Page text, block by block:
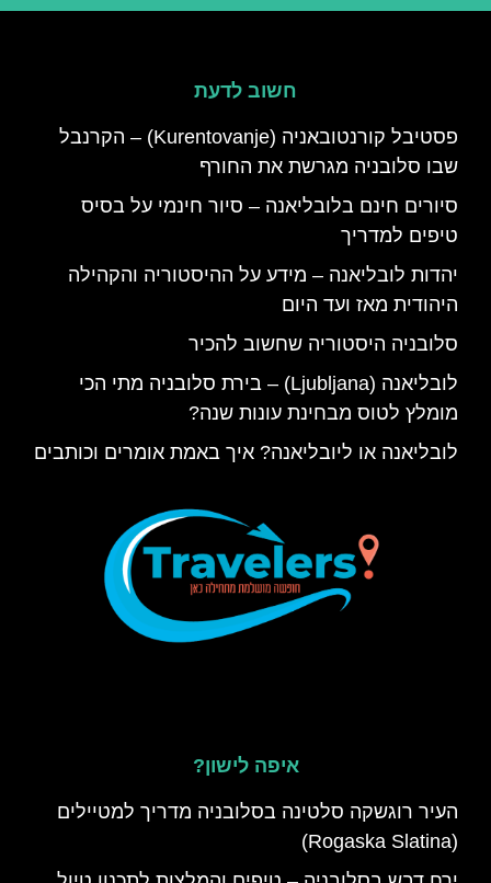
חשוב לדעת
פסטיבל קורנטובאניה (Kurentovanje) – הקרנבל
שבו סלובניה מגרשת את החורף
סיורים חינם בלובליאנה – סיור חינמי על בסיס
טיפים למדריך
יהדות לובליאנה – מידע על ההיסטוריה והקהילה
היהודית מאז ועד היום
סלובניה היסטוריה שחשוב להכיר
לובליאנה (Ljubljana) – בירת סלובניה מתי הכי
מומלץ לטוס מבחינת עונות שנה?
לובליאנה או ליובליאנה? איך באמת אומרים וכותבים
איפה לישון?
העיר רוגשקה סלטינה בסלובניה מדריך למטיילים
(Rogaska Slatina)